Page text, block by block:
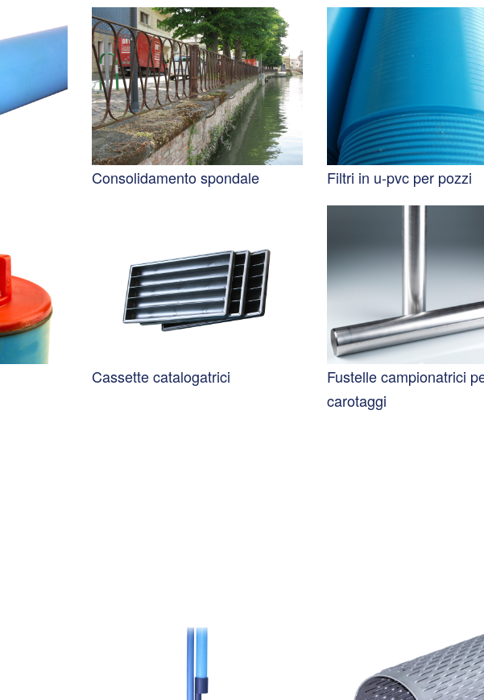
Consolidamento spondale Filtri in u-pvc per pozzi
Cassette catalogatrici
Fustelle campionatrici
carotaggi